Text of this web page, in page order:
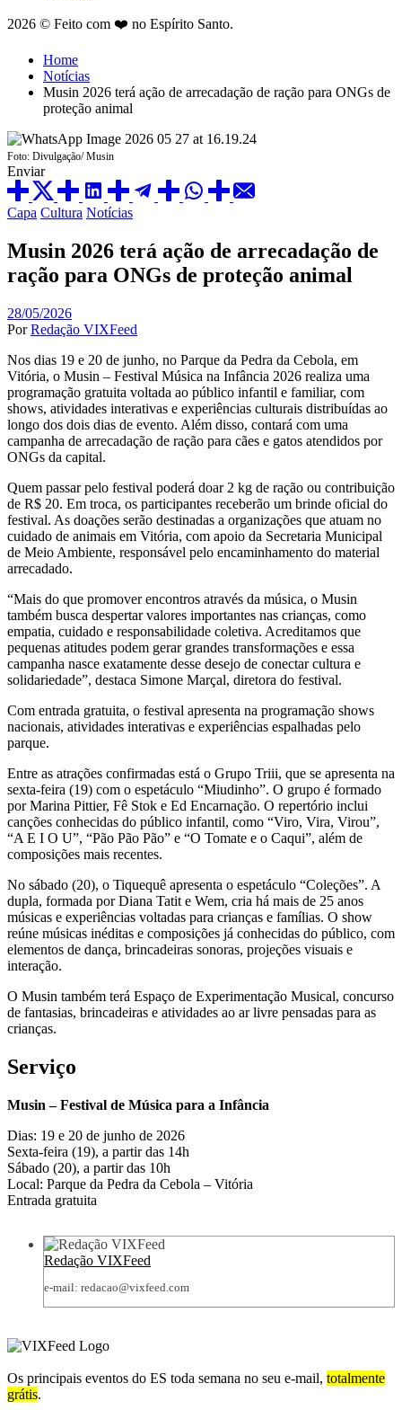
2026 © Feito com ❤️ no Espírito Santo.
Home
Notícias
Musin 2026 terá ação de arrecadação de ração para ONGs de
proteção animal
Foto: Divulgação/ Musin
Enviar
Capa Cultura Notícias
Musin 2026 terá ação de arrecadação de
ração para ONGs de proteção animal
28/05/2026
Por Redação VIXFeed
Nos dias 19 e 20 de junho, no Parque da Pedra da Cebola, em
Vitória, o Musin – Festival Música na Infância 2026 realiza uma
programação gratuita voltada ao público infantil e familiar, com
shows, atividades interativas e experiências culturais distribuídas ao
longo dos dois dias de evento. Além disso, contará com uma
campanha de arrecadação de ração para cães e gatos atendidos por
ONGs da capital.
Quem passar pelo festival poderá doar 2 kg de ração ou contribuição
de R$ 20. Em troca, os participantes receberão um brinde oficial do
festival. As doações serão destinadas a organizações que atuam no
cuidado de animais em Vitória, com apoio da Secretaria Municipal
de Meio Ambiente, responsável pelo encaminhamento do material
arrecadado.
“Mais do que promover encontros através da música, o Musin
também busca despertar valores importantes nas crianças, como
empatia, cuidado e responsabilidade coletiva. Acreditamos que
pequenas atitudes podem gerar grandes transformações e essa
campanha nasce exatamente desse desejo de conectar cultura e
solidariedade”, destaca Simone Marçal, diretora do festival.
Com entrada gratuita, o festival apresenta na programação shows
nacionais, atividades interativas e experiências espalhadas pelo
parque.
Entre as atrações confirmadas está o Grupo Triii, que se apresenta na
sexta-feira (19) com o espetáculo “Miudinho”. O grupo é formado
por Marina Pittier, Fê Stok e Ed Encarnação. O repertório inclui
canções conhecidas do público infantil, como “Viro, Vira, Virou”,
“A E I O U”, “Pão Pão Pão” e “O Tomate e o Caqui”, além de
composições mais recentes.
No sábado (20), o Tiquequê apresenta o espetáculo “Coleções”. A
dupla, formada por Diana Tatit e Wem, cria há mais de 25 anos
músicas e experiências voltadas para crianças e famílias. O show
reúne músicas inéditas e composições já conhecidas do público, com
elementos de dança, brincadeiras sonoras, projeções visuais e
interação.
O Musin também terá Espaço de Experimentação Musical, concurso
de fantasias, brincadeiras e atividades ao ar livre pensadas para as
crianças.
Serviço
Musin – Festival de Música para a Infância
Dias: 19 e 20 de junho de 2026
Sexta-feira (19), a partir das 14h
Sábado (20), a partir das 10h
Local: Parque da Pedra da Cebola – Vitória
Entrada gratuita
Redação VIXFeed
e-mail: redacao@vixfeed.com
Os principais eventos do ES toda semana no seu e-mail, totalmente
grátis.